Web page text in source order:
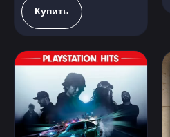
Купить